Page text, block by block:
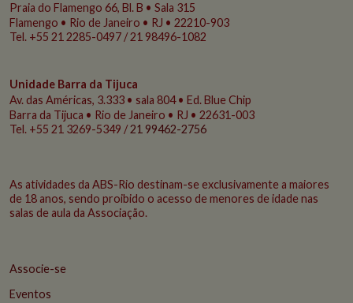
Praia do Flamengo 66, Bl. B • Sala 315
Flamengo • Rio de Janeiro • RJ • 22210-903
Tel. +55 21 2285-0497 / 21 98496-1082
Unidade Barra da Tijuca
Av. das Américas, 3.333 • sala 804 • Ed. Blue Chip
Barra da Tijuca • Rio de Janeiro • RJ • 22631-003
Tel. +55 21 3269-5349 /21 99462-2756
As atividades da ABS-Rio destinam-se exclusivamente a maiores
de 18 anos, sendo proibido o acesso de menores de idade nas
salas de aula da Associação.
Associe-se
Eventos